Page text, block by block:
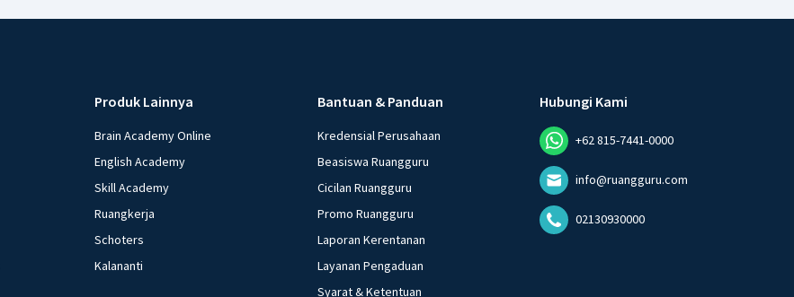
Produk Lainnya
Brain Academy Online
English Academy
Skill Academy
Ruangkerja
Schoters
Kalananti
Bantuan & Panduan
Kredensial Perusahaan
Beasiswa Ruangguru
Cicilan Ruangguru
Promo Ruangguru
Laporan Kerentanan
Layanan Pengaduan
Syarat & Ketentuan
Hubungi Kami
+62 815-7441-0000
info@ruangguru.com
02130930000